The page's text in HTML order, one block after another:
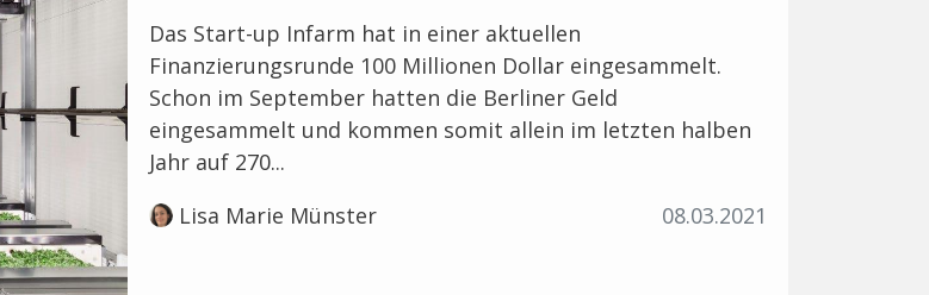
Das Start-up Infarm hat in einer aktuellen
Finanzierungsrunde 100 Millionen Dollar eingesammelt.
Schon im September hatten die Berliner Geld
eingesammelt und kommen somit allein im letzten halben
Jahr auf 270...
Lisa Marie Münster
08.03.2021